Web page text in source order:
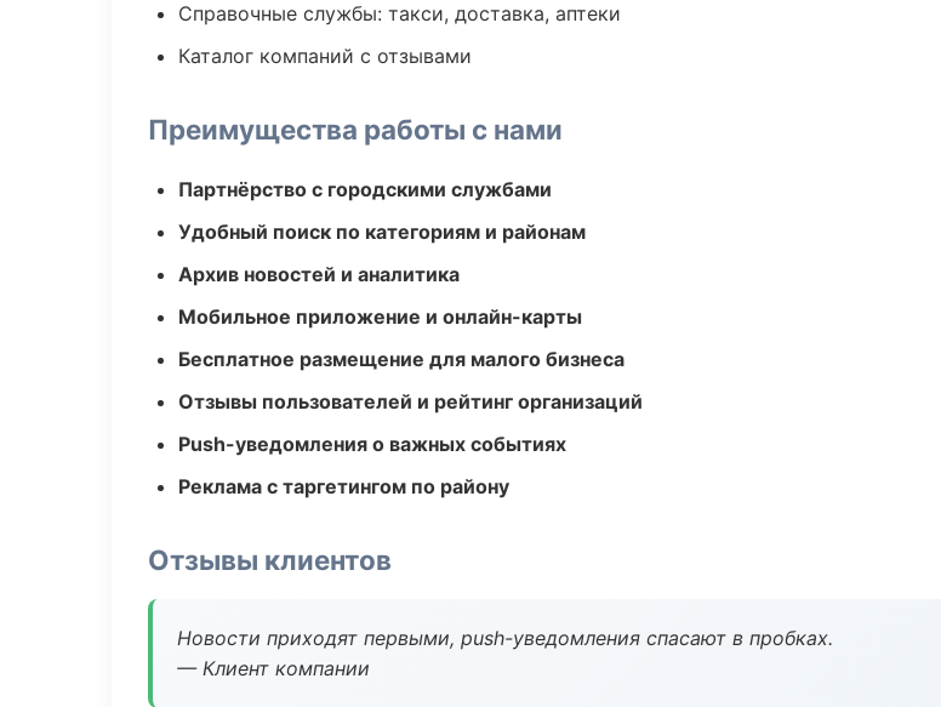
Справочные службы: такси, доставка, аптеки
Каталог компаний с отзывами
Преимущества работы с нами
Партнёрство с городскими службами
Удобный поиск по категориям и районам
Архив новостей и аналитика
Мобильное приложение и онлайн-карты
Бесплатное размещение для малого бизнеса
Отзывы пользователей и рейтинг организаций
Push-уведомления о важных событиях
Реклама с таргетингом по району
Отзывы клиентов
Новости приходят первыми, push-уведомления спасают в пробках.
— Клиент компании